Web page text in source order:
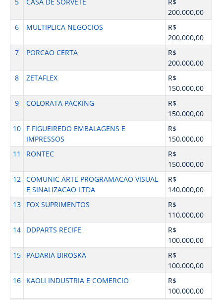
200.000,00
6
MULTIPLICA NEGOCIOS
R$
200.000,00
7
PORCAO CERTA
R$
200.000,00
8
ZETAFLEX
R$
150.000,00
9
COLORATA PACKING
R$
150.000,00
10
F FIGUEIREDO EMBALAGENS E
IMPRESSOS
R$
150.000,00
11
RONTEC
R$
150.000,00
12 COMUNIC ARTE PROGRAMACAO VISUAL
E SINALIZACAO LTDA
R$
140.000,00
13
FOX SUPRIMENTOS
R$
110.000,00
14
DDPARTS RECIFE
R$
100.000,00
15
PADARIA BIROSKA
R$
100.000,00
16
KAOLI INDUSTRIA E COMERCIO
R$
100.000,00